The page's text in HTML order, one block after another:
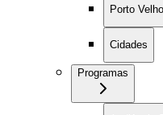
Porto
Cidades
Programas